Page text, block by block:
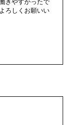
きやすかったで
ろしくお願いい